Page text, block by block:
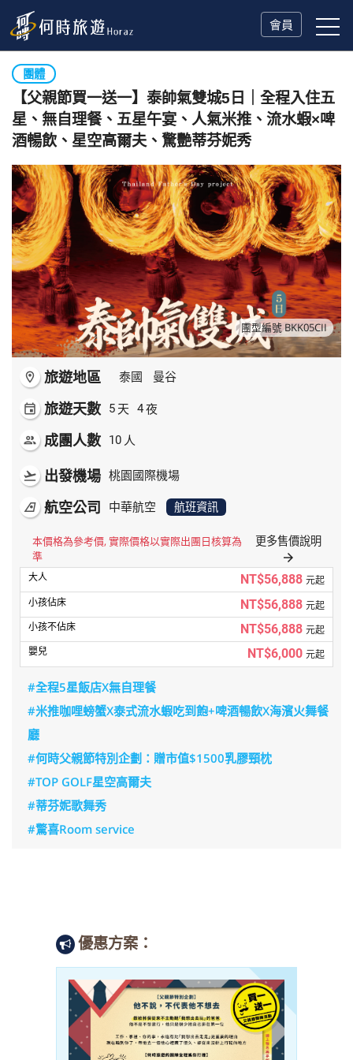
會員
團體
【父親節買一送一】泰帥氣雙城5日｜全程入住五
星、無自理餐、五星午宴、人氣米推、流水蝦×啤
酒暢飲、星空高爾夫、驚艷蒂芬妮秀
團型編號 BKK05CII
room 旅遊地區 泰國 曼谷
event 旅遊天數 5 天 4夜
people 成團人數 10 人
flight_takeoff 出發機場 桃園國際機場
airlines 航空公司 中華航空 航班資訊
本價格為參考價, 實際價格以實際出團日核算為
準
更多售價說明
arrow_forward
NT$56,888 元起
NT$56,888 元起
NT$56,888 元起
NT$6,000 元起
#全程5星飯店X無自理餐
#米推咖哩螃蟹X泰式流水蝦吃到飽+啤酒暢飲X海濱火舞餐
廳
#何時父親節特別企劃：贈市值$1500乳膠頸枕
#TOP GOLF星空高爾夫
#蒂芬妮歌舞秀
#驚喜Room service
優惠方案：